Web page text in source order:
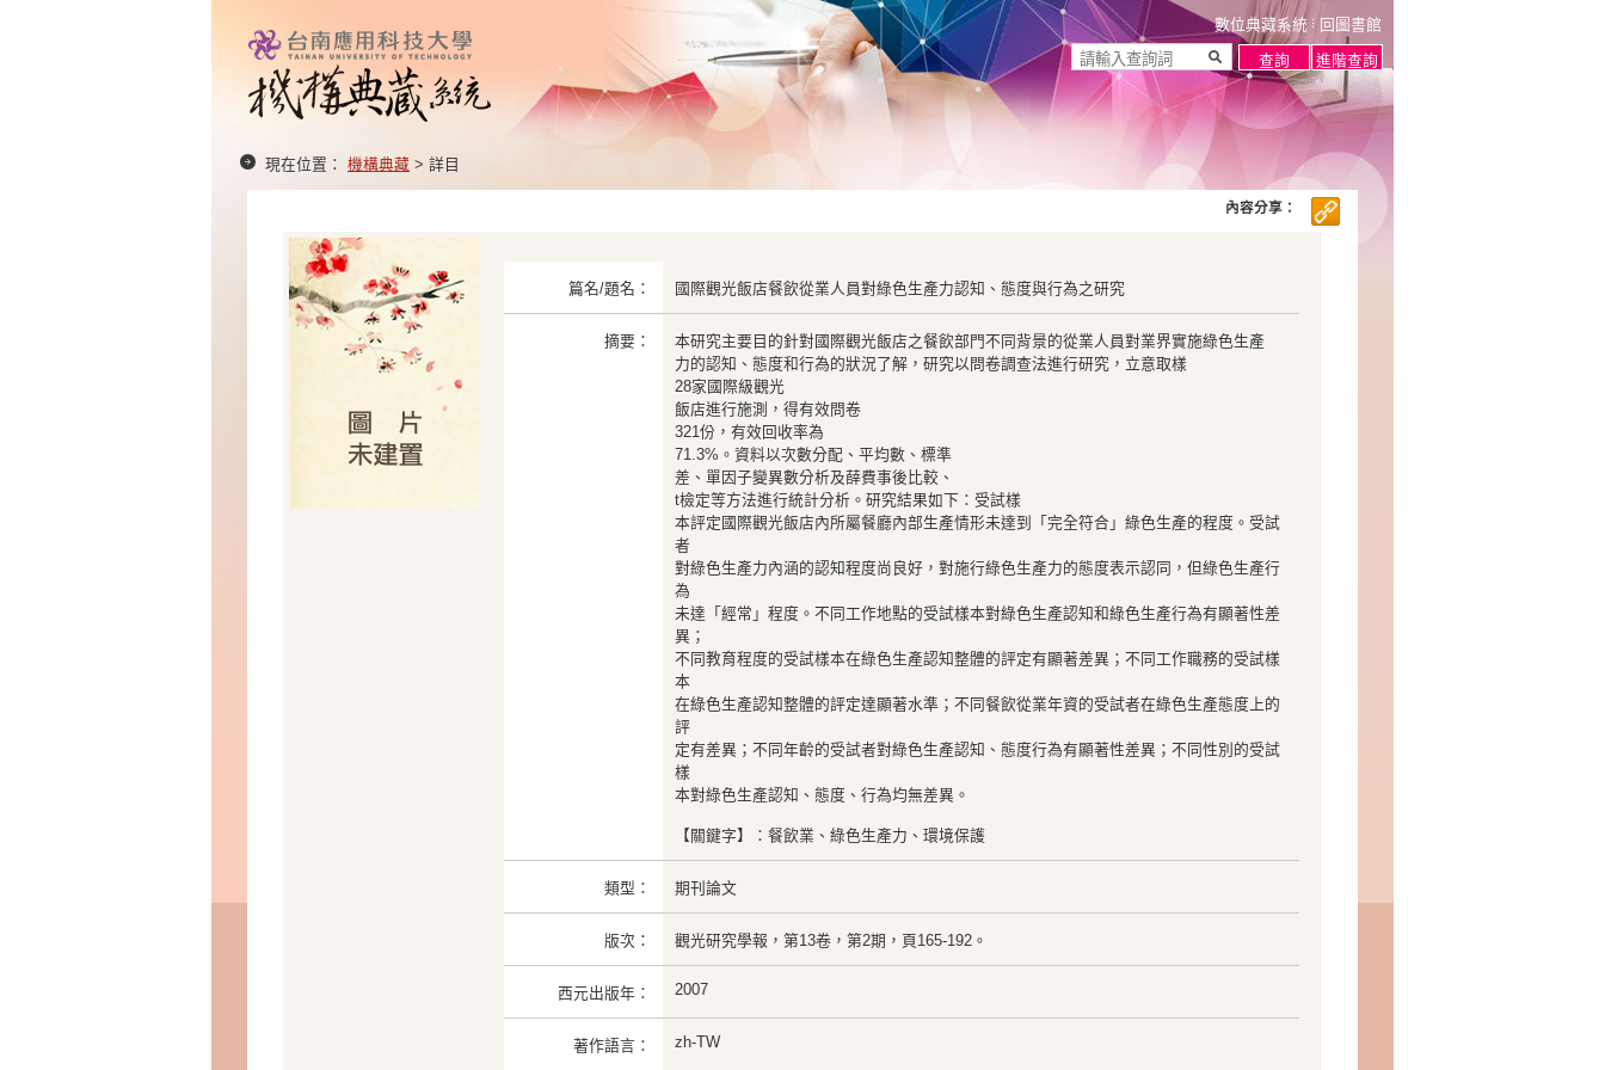
數位典藏系統 回圖書館
現在位置： 機構典藏 > 詳目
篇名/題名： 國際觀光飯店餐飲從業人員對綠色生產力認知、態度與行為之研究
摘要：
本研究主要目的針對國際觀光飯店之餐飲部門不同背景的從業人員對業界實施綠色生產
力的認知、態度和行為的狀況了解，研究以問卷調查法進行研究，立意取樣
28家國際級觀光
飯店進行施測，得有效問卷
321份，有效回收率為
71.3%。資料以次數分配、平均數、標準
差、單因子變異數分析及薛費事後比較、
t檢定等方法進行統計分析。研究結果如下：受試樣
本評定國際觀光飯店內所屬餐廳內部生產情形未達到「完全符合」綠色生產的程度。受試
者
對綠色生產力內涵的認知程度尚良好，對施行綠色生產力的態度表示認同，但綠色生產行
為
未達「經常」程度。不同工作地點的受試樣本對綠色生產認知和綠色生產行為有顯著性差
異；
不同教育程度的受試樣本在綠色生產認知整體的評定有顯著差異；不同工作職務的受試樣
本
在綠色生產認知整體的評定達顯著水準；不同餐飲從業年資的受試者在綠色生產態度上的
評
定有差異；不同年齡的受試者對綠色生產認知、態度行為有顯著性差異；不同性別的受試
樣
本對綠色生產認知、態度、行為均無差異。
【關鍵字】：餐飲業、綠色生產力、環境保護
類型： 期刊論文
版次： 觀光研究學報，第13卷，第2期，頁165-192。
西元出版年： 2007
著作語言： zh-TW
內容分享：